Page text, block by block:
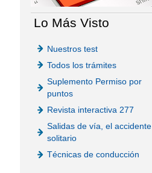
Lo Más Visto
Nuestros test
Todos los trámites
Suplemento Permiso por
puntos
Revista interactiva 277
Salidas de vía, el accidente
solitario
Técnicas de conducción